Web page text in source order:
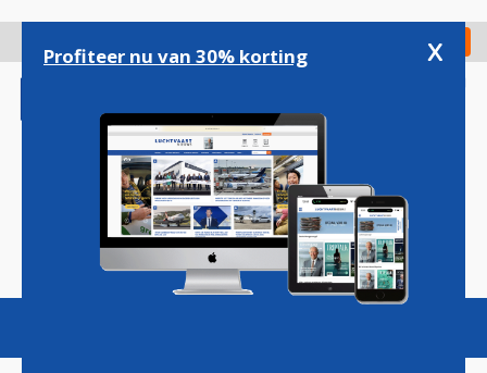
gaan
Check in
Magazine Podcasts Vacatures
Profiteer nu van 30% korting x